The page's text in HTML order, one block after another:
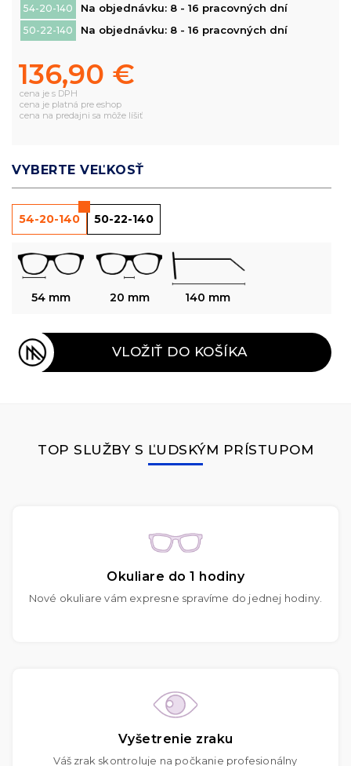
54-20-140 Na objednávku: 8 - 16 pracovných dní
50-22-140 Na objednávku: 8 - 16 pracovných dní
136,90 €
cena je s DPH
cena je platná pre eshop
cena na predajni sa môže líšiť
VYBERTE VEĽKOSŤ
54-20-140 50-22-140
54 mm 20 mm 140 mm
VLOŽIŤ DO KOŠÍKA
TOP SLUŽBY S ĽUDSKÝM PRÍSTUPOM
Okuliare do 1 hodiny
Nové okuliare vám expresne spravíme do jednej hodiny.
Vyšetrenie zraku
Váš zrak skontroluje na počkanie profesionálny